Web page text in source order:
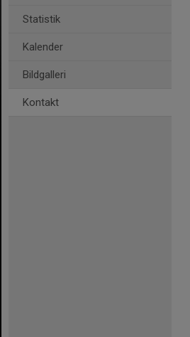
Statistik
Kalender
Bildgalleri
Kontakt